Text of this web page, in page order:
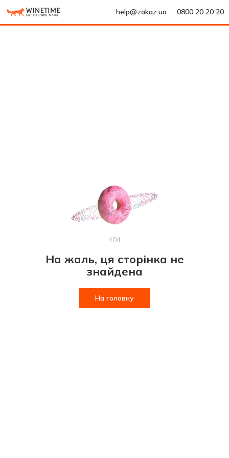
help@zakaz.ua 0800 20 20 20
404
На жаль, ця сторінка не
знайдена
На головну